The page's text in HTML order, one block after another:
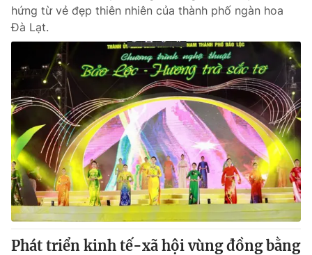
hứng từ vẻ đẹp thiên nhiên của thành phố ngàn hoa
Đà Lạt.
Phát triển kinh tế-xã hội vùng đồng bằng